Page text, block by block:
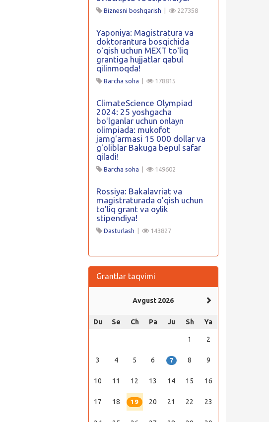
Biznesni boshqarish 227358
Yaponiya: Magistratura va
doktorantura bosqichida
oʻqish uchun MEXT toʻliq
grantiga hujjatlar qabul
qilinmoqda!
Barcha soha 178815
ClimateScience Olympiad
2024: 25 yoshgacha
boʻlganlar uchun onlayn
olimpiada: mukofot
jamgʻarmasi 15 000 dollar va
gʻoliblar Bakuga bepul safar
qiladi!
Barcha soha 149602
Rossiya: Bakalavriat va
magistraturada o’qish uchun
to’liq grant va oylik
stipendiya!
Dasturlash 143827
Grantlar taqvimi
Avgust 2026
Du Se Ch Pa Ju Sh Ya
1 2
3 4 5 6 7 8 9
10 11 12 13 14 15 16
17 18 19 20 21 22 23